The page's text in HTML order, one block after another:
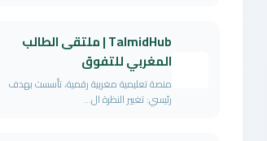
TalmidHub | ملتقى الطالب
المغربي للتفوق
منصة تعليمية مغربية رقمية، تأسست بهدف
رئيسي: تغيير النظرة ال...